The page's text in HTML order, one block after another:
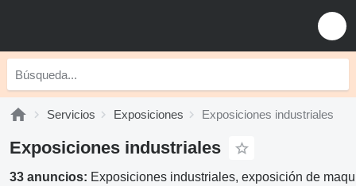
Servicios Exposiciones Exposiciones industriales
Exposiciones industriales
33 anuncios: Exposiciones industriales, exposición de